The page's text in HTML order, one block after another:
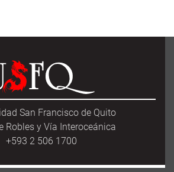
San Francisco de Quito
Robles y Vía Interoceánica
+593 2 506 1700